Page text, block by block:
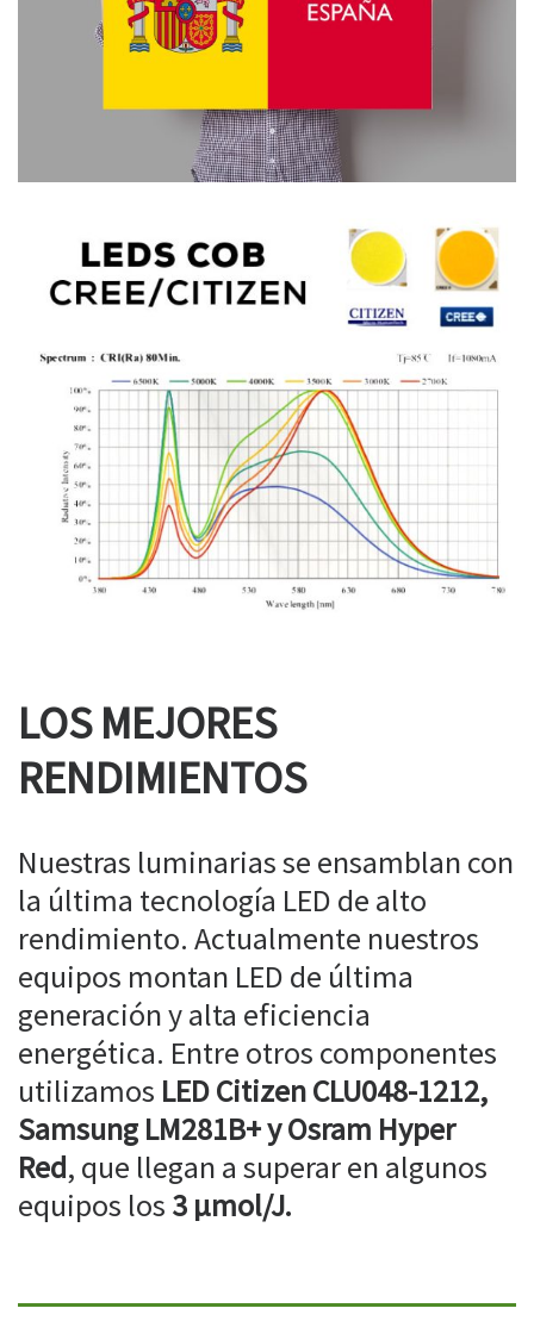
LOS MEJORES
RENDIMIENTOS
Nuestras luminarias se ensamblan con
la última tecnología LED de alto
rendimiento. Actualmente nuestros
equipos montan LED de última
generación y alta eficiencia
energética. Entre otros componentes
utilizamos LED Citizen CLU048-1212,
Samsung LM281B+ y Osram Hyper
Red, que llegan a superar en algunos
equipos los 3 µmol/J.